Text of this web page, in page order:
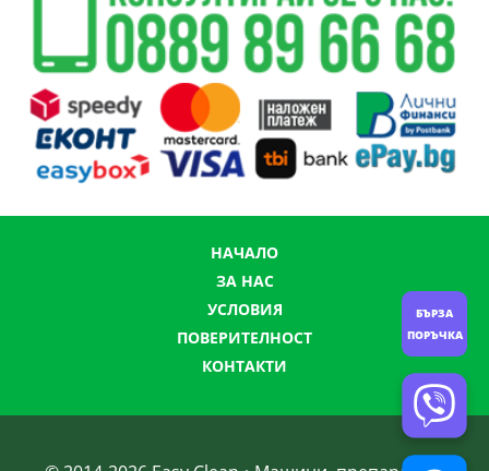
НАЧАЛО
ЗА НАС
УСЛОВИЯ
ПОВЕРИТЕЛНОСТ
КОНТАКТИ
БЪРЗА
ПОРЪЧКА